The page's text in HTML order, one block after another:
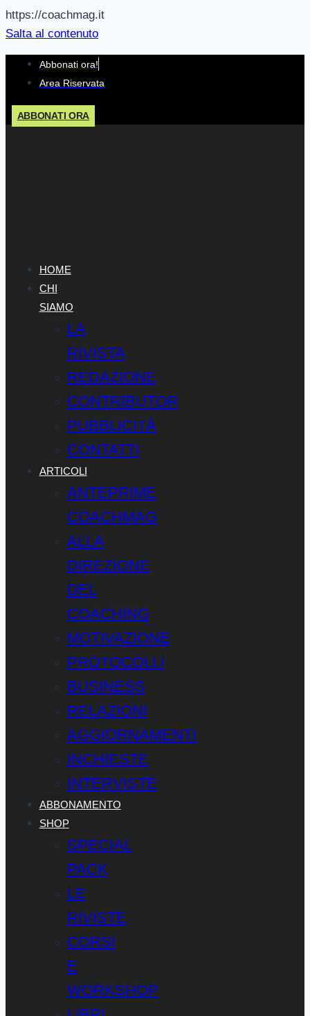
https://coachmag.it
Salta al contenuto
Abbonati ora!
Area Riservata
ABBONATI ORA
HOME
CHI
SIAMO
LA
RIVISTA
REDAZIONE
CONTRIBUTOR
PUBBLICITÀ
CONTATTI
ARTICOLI
ANTEPRIME
COACHMAG
ALLA
DIREZIONE
DEL
COACHING
MOTIVAZIONE
PROTOCOLLI
BUSINESS
RELAZIONI
AGGIORNAMENTI
INCHIESTE
INTERVISTE
ABBONAMENTO
SHOP
SPECIAL
PACK
LE
RIVISTE
CORSI
E
WORKSHOP